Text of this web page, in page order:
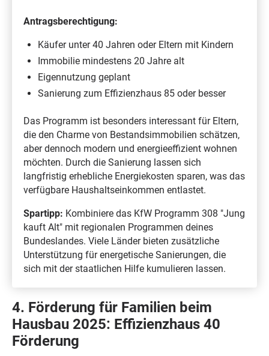
Antragsberechtigung:
Käufer unter 40 Jahren oder Eltern mit Kindern
Immobilie mindestens 20 Jahre alt
Eigennutzung geplant
Sanierung zum Effizienzhaus 85 oder besser
Das Programm ist besonders interessant für Eltern,
die den Charme von Bestandsimmobilien schätzen,
aber dennoch modern und energieeffizient wohnen
möchten. Durch die Sanierung lassen sich
langfristig erhebliche Energiekosten sparen, was das
verfügbare Haushaltseinkommen entlastet.
Spartipp: Kombiniere das KfW Programm 308 "Jung
kauft Alt" mit regionalen Programmen deines
Bundeslandes. Viele Länder bieten zusätzliche
Unterstützung für energetische Sanierungen, die
sich mit der staatlichen Hilfe kumulieren lassen.
4. Förderung für Familien beim
Hausbau 2025: Effizienzhaus 40
Förderung